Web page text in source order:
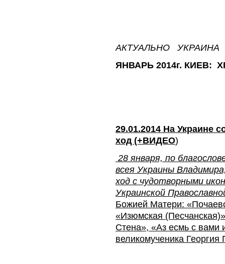
АКТУАЛЬНО УКРАИНА
ЯНВАРЬ 2014г. КИЕВ:
29.01.2014 На Украине
ход (+ВИДЕО)
28 января, по
всея Украины
ход с чудотворными
Украинской
Божией Матери:
«Изюмская
Стена», «Аз есмь с вами
великомученика